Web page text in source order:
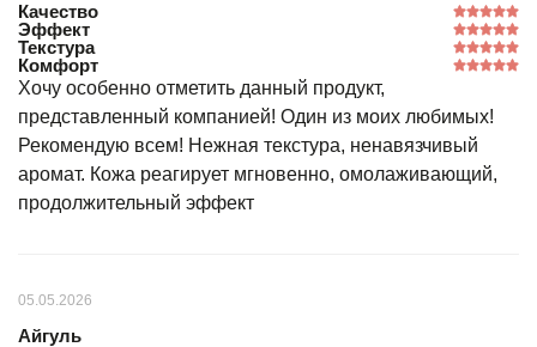
Качество
Эффект
Текстура
Комфорт
Хочу особенно отметить данный продукт,
представленный компанией! Один из моих любимых!
Рекомендую всем! Нежная текстура, ненавязчивый
аромат. Кожа реагирует мгновенно, омолаживающий,
продолжительный эффект
05.05.2026
Айгуль